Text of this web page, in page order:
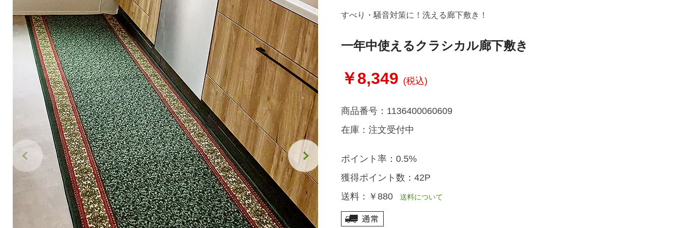
すべり・騒音対策に！洗える廊下敷き！
一年中使えるクラシカル廊下敷き
￥8,349 (税込)
商品番号： 1136400060609
在庫： 注文受付中
ポイント率： 0.5%
獲得ポイント数： 42P
送料： ￥880送料について